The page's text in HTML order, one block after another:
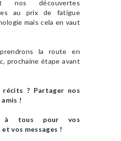
nos découvertes
au prix de fatigue
mais cela en vaut
la route en
, prochaine étape avant
récits ? Partager nos
!
à tous pour vos
vos messages !